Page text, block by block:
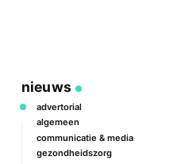
nieuws
advertorial
algemeen
communicatie & media
gezondheidszorg